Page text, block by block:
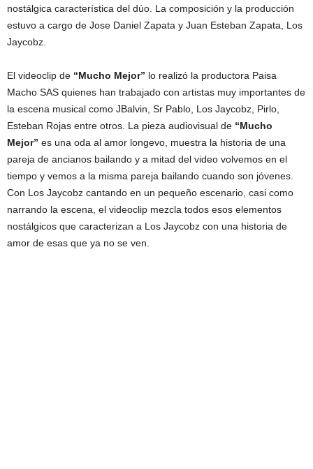
nostálgica característica del dúo. La composición y la producción
estuvo a cargo de Jose Daniel Zapata y Juan Esteban Zapata, Los
Jaycobz.
El videoclip de “Mucho Mejor” lo realizó la productora Paisa
Macho SAS quienes han trabajado con artistas muy importantes de
la escena musical como JBalvin, Sr Pablo, Los Jaycobz, Pirlo,
Esteban Rojas entre otros. La pieza audiovisual de “Mucho
Mejor” es una oda al amor longevo, muestra la historia de una
pareja de ancianos bailando y a mitad del video volvemos en el
tiempo y vemos a la misma pareja bailando cuando son jóvenes.
Con Los Jaycobz cantando en un pequeño escenario, casi como
narrando la escena, el videoclip mezcla todos esos elementos
nostálgicos que caracterizan a Los Jaycobz con una historia de
amor de esas que ya no se ven.